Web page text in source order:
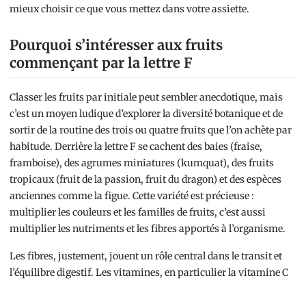
mieux choisir ce que vous mettez dans votre assiette.
Pourquoi s’intéresser aux fruits
commençant par la lettre F
Classer les fruits par initiale peut sembler anecdotique, mais
c’est un moyen ludique d’explorer la diversité botanique et de
sortir de la routine des trois ou quatre fruits que l’on achète par
habitude. Derrière la lettre F se cachent des baies (fraise,
framboise), des agrumes miniatures (kumquat), des fruits
tropicaux (fruit de la passion, fruit du dragon) et des espèces
anciennes comme la figue. Cette variété est précieuse :
multiplier les couleurs et les familles de fruits, c’est aussi
multiplier les nutriments et les fibres apportés à l’organisme.
Les fibres, justement, jouent un rôle central dans le transit et
l’équilibre digestif. Les vitamines, en particulier la vitamine C